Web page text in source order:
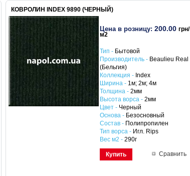
КОВРОЛИН INDEX 9890 (ЧЕРНЫЙ)
Цена в розницу: 200.00 грн/
м2
Тип - Бытовой
Производитель - Beaulieu Real
(Бельгия)
Коллекция - Index
Ширина - 1м; 2м; 4м
Толщина - 2мм
Высота ворса - 2мм
Цвет - Черный
Основа - Безосновный
Состав - Полипропилен
Тип ворса - Игл. Rips
Вес м2 - 290г
Купить Сравнить